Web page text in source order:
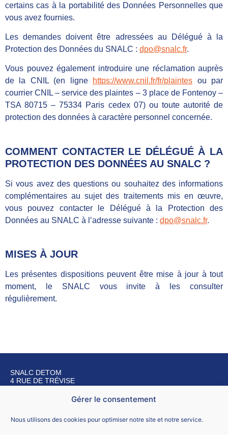
Gérer le consentement
Nous utilisons des cookies pour optimiser notre site et notre service.
certains cas à la portabilité des Données Personnelles que
vous avez fournies.
Les demandes doivent être adressées au Délégué à la
Protection des Données du SNALC : dpo@snalc.fr.
Vous pouvez également introduire une réclamation auprès
de la CNIL (en ligne
https://www.cnil.fr/fr/plaintes ou par
courrier CNIL – service des plaintes – 3 place de Fontenoy –
TSA 80715 – 75334 Paris cedex 07) ou toute autorité de
protection des données à caractère personnel concernée.
COMMENT CONTACTER LE DÉLÉGUÉ À LA
PROTECTION DES DONNÉES AU SNALC ?
Si vous avez des questions ou souhaitez des informations
complémentaires au sujet des traitements mis en œuvre,
vous pouvez contacter le Délégué à la Protection des
Données au SNALC à l’adresse suivante : dpo@snalc.fr.
MISES À JOUR
Les présentes dispositions peuvent être mise à jour à tout
moment, le SNALC vous invite à les consulter
régulièrement.
SNALC DETOM
4 RUE DE TRÉVISE